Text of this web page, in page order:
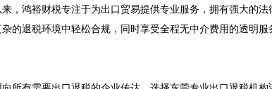
，鸿裕财税专注于为出口贸易提供专业服务，拥有强大的
的退税环境中轻松合规，同时享受全程无中介费用的透明